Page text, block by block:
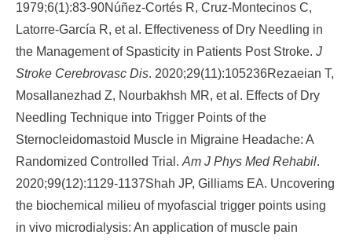
1979;6(1):83-90Núñez-Cortés R, Cruz-Montecinos C,
Latorre-García R, et al. Effectiveness of Dry Needling in
the Management of Spasticity in Patients Post Stroke. J
Stroke Cerebrovasc Dis. 2020;29(11):105236Rezaeian T,
Mosallanezhad Z, Nourbakhsh MR, et al. Effects of Dry
Needling Technique into Trigger Points of the
Sternocleidomastoid Muscle in Migraine Headache: A
Randomized Controlled Trial. Am J Phys Med Rehabil.
2020;99(12):1129-1137Shah JP, Gilliams EA. Uncovering
the biochemical milieu of myofascial trigger points using
in vivo microdialysis: An application of muscle pain